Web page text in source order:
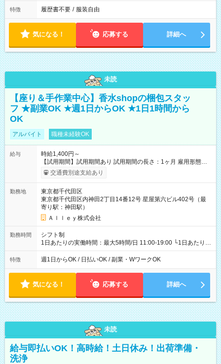
特徴 履歴書不要 / 服装自由
気になる！ 応募する 詳細へ
未読
【座り＆手作業中心】香水shopの梱包スタッ
フ ★副業OK ★週1日からOK ★1日1時間から
OK
アルバイト 職種未経験OK
給与
時給1,400円～
【試用期間】試用期間あり 試用期間の長さ：1ヶ月 雇用形態、
給与は本採用時と同じです。
交通費別途支給あり
勤務地
東京都千代田区
東京都千代田区内神田2丁目14番12号 星屋第六ビル402号（最
寄り駅：神田駅）
Ａｌｌｅｙ株式会社
勤務時間
シフト制
1日あたりの実働時間：最大5時間/日 11:00-19:00 └1日あたりの
実働時間：1-5時間 └上記の時間帯内であれば、いつでも勤務可
能！ └平日・土曜日の中で、お好きな曜日でご勤務いただけま
18:00 などのように、自由な働き方が可能なお仕事です！
特徴 週1日からOK / 日払いOK / 副業・WワークOK
気になる！ 応募する 詳細へ
未読
給与即払いOK！高時給！土日休み！出荷準備・
洗浄